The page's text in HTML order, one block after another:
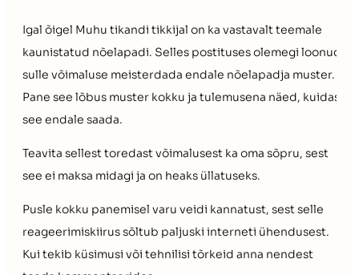
Igal õigel Muhu tikandi tikkijal on ka vastavalt teemale
kaunistatud nõelapadi. Selles postituses olemegi loonud
sulle võimaluse meisterdada endale nõelapadja muster.
Pane see lõbus muster kokku ja tulemusena näed, kuidas
see endale saada.
Teavita sellest toredast võimalusest ka oma sõpru, sest
see ei maksa midagi ja on heaks üllatuseks.
Pusle kokku panemisel varu veidi kannatust, sest selle
reageerimiskiirus sõltub paljuski interneti ühendusest.
Kui tekib küsimusi või tehnilisi tõrkeid anna nendest